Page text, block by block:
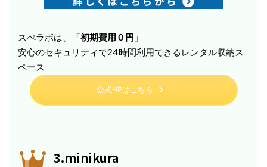
スぺラボは、
「初期費用０円」
安心のセキュリティで24時間利用できるレンタル収納ス
ペース
公式HPはこちら
3.minikura